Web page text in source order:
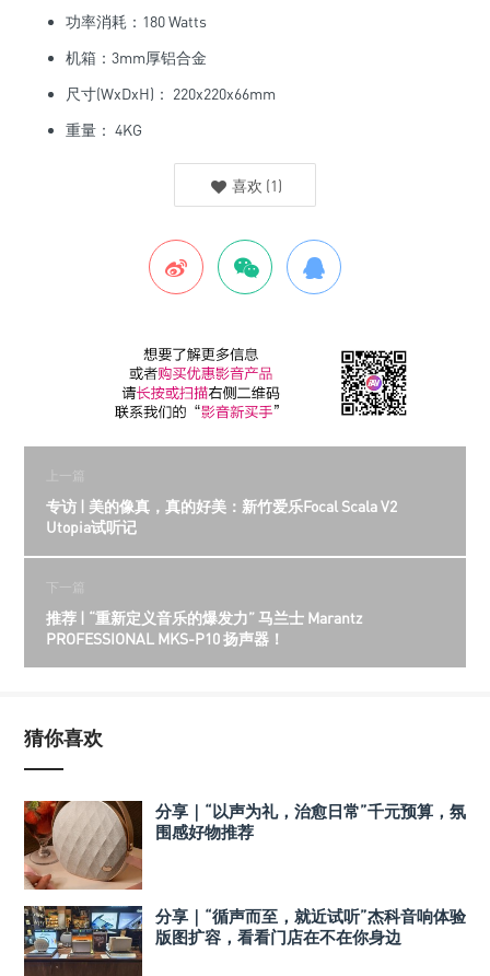
功率消耗：180 Watts
机箱：3mm厚铝合金
尺寸(WxDxH)： 220x220x66mm
重量： 4KG
喜欢 (1)
上一篇
专访 | 美的像真，真的好美：新竹爱乐Focal Scala V2
Utopia试听记
下一篇
推荐 | “重新定义音乐的爆发力” 马兰士 Marantz
PROFESSIONAL MKS-P10 扬声器！
猜你喜欢
分享｜“以声为礼，治愈日常”千元预算，氛
围感好物推荐
分享｜“循声而至，就近试听”杰科音响体验
版图扩容，看看门店在不在你身边